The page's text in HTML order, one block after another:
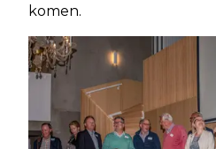
komen.